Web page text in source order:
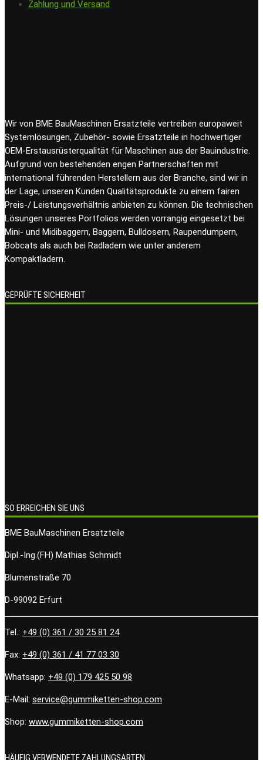
Zahlung und Versand
Wir von BME BauMaschinen Ersatzteile vertreiben europaweit
Systemlösungen, Zubehör- sowie Ersatzteile in hochwertiger
OEM-Erstausrüsterqualität für Maschinen aus der Bauindustrie.
Aufgrund von bestehenden engen Partnerschaften mit
international führenden Herstellern aus der Branche, sind wir in
der Lage, unseren Kunden Qualitätsprodukte zu einem fairen
Preis-/ Leistungsverhältnis anbieten zu können. Die technischen
Lösungen unseres Portfolios werden vorrangig eingesetzt bei
Mini- und Midibaggern, Baggern, Bulldosern, Raupendumpern,
Bobcats als auch bei Radladern wie unter anderem
Kompaktladern.
GEPRÜFTE SICHERHEIT
SO ERREICHEN SIE UNS
BME BauMaschinen Ersatzteile
Dipl.-Ing.(FH) Mathias Schmidt
Blumenstraße 70
D-99092 Erfurt
Tel.: +49 (0) 361 / 30 25 81 24
Fax: +49 (0) 361 / 41 77 03 30
Whatsapp: +49 (0) 179 425 50 98
E-Mail: service@gummiketten-shop.com
Shop: www.gummiketten-shop.com
HÄUFIG VERWENDETE ZAHLUNGSARTEN